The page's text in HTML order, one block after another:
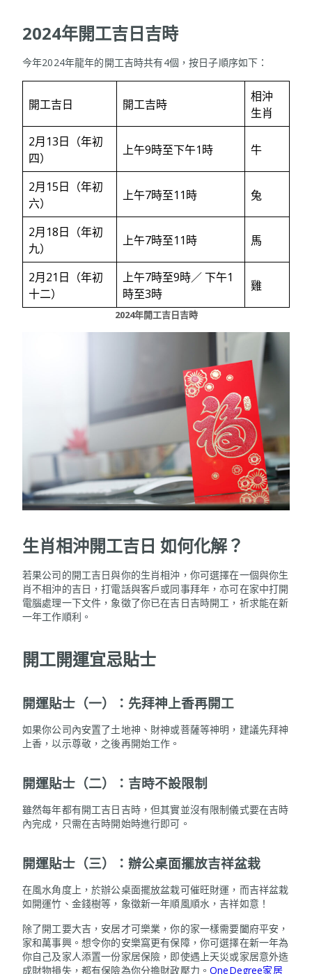
2024年開工吉日吉時
今年2024年龍年的開工吉時共有4個，按日子順序如下：
開工吉日 開工吉時
相沖
生肖
2月13日（年初
四）
上午9時至下午1時 牛
2月15日（年初
六）
上午7時至11時 兔
2月18日（年初
九）
上午7時至11時 馬
2月21日（年初
十二）
上午7時至9時／ 下午1
時至3時
雞
2024年開工吉日吉時
生肖相沖開工吉日 如何化解？
若果公司的開工吉日與你的生肖相沖，你可選擇在一個與你生
肖不相沖的吉日，打電話與客戶或同事拜年，亦可在家中打開
電腦處理一下文件，象徵了你已在吉日吉時開工，祈求能在新
一年工作順利。
開工開運宜忌貼士
開運貼士（一）：先拜神上香再開工
如果你公司內安置了土地神、財神或菩薩等神明，建議先拜神
上香，以示尊敬，之後再開始工作。
開運貼士（二）：吉時不設限制
雖然每年都有開工吉日吉時，但其實並沒有限制儀式要在吉時
內完成，只需在吉時開始時進行即可。
開運貼士（三）：辦公桌面擺放吉祥盆栽
在風水角度上，於辦公桌面擺放盆栽可催旺財運，而吉祥盆栽
如開運竹、金錢樹等，象徵新一年順風順水，吉祥如意！
除了開工要大吉，安居才可樂業，你的家一樣需要闔府平安，
家和萬事興。想令你的安樂窩更有保障，你可選擇在新一年為
你自己及家人添置一份家居保險，即使遇上天災或家居意外造
成財物損失，都有保險為你分擔財政壓力。OneDegree家居